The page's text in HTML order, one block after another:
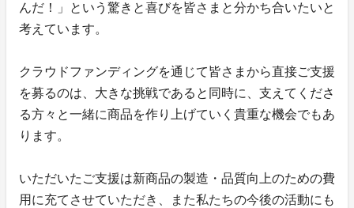
んだ！」という驚きと喜びを皆さまと分かち合いたいと
考えています。
クラウドファンディングを通じて皆さまから直接ご支援
を募るのは、大きな挑戦であると同時に、支えてくださ
る方々と一緒に商品を作り上げていく貴重な機会でもあ
ります。
いただいたご支援は新商品の製造・品質向上のための費
用に充てさせていただき、また私たちの今後の活動にも